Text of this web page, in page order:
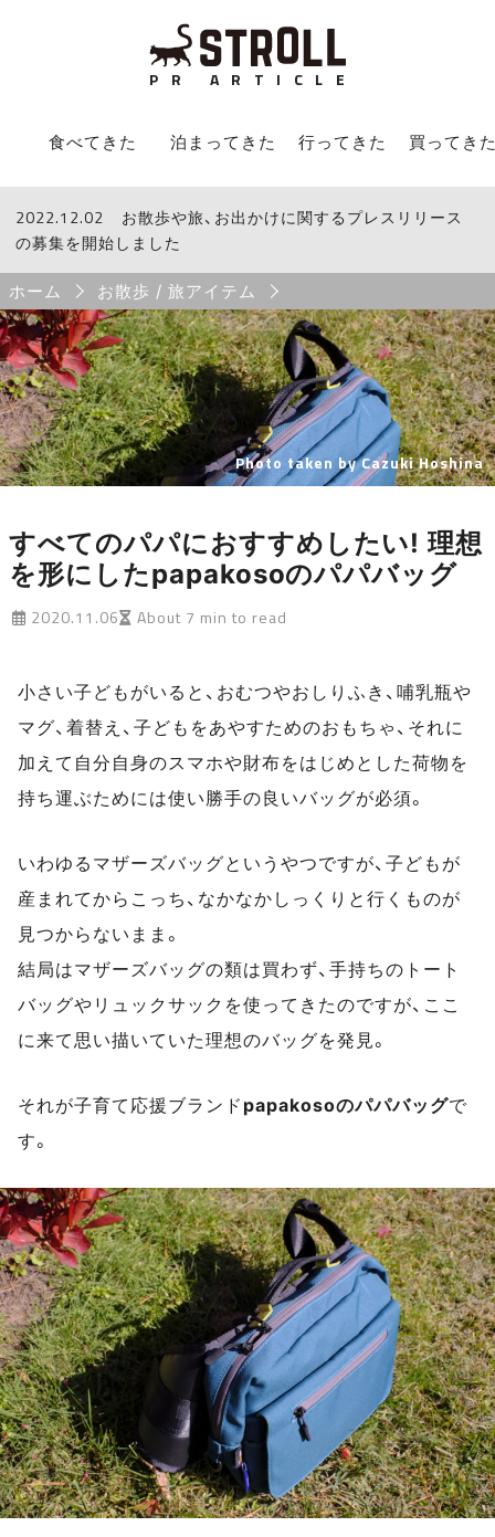
P R A R T I C L E
STROLL Menu
食べてきた 泊まってきた 行ってきた 買ってき
STROLLからのお知らせ
2022.12.02
お散歩や旅、お出かけに関するプレスリリース
の募集を開始しました
Breadcrumb
ホーム お散歩 / 旅アイテム
Photo taken by Cazuki Hoshina
すべてのパパにおすすめしたい! 理想
を形にしたpapakosoのパパバッグ
2020.11.06 About 7 min to read
小さい子どもがいると、おむつやおしりふき、哺乳瓶や
マグ、着替え、子どもをあやすためのおもちゃ、それに
加えて自分自身のスマホや財布をはじめとした荷物を
持ち運ぶためには使い勝手の良いバッグが必須。
いわゆるマザーズバッグというやつですが、子どもが
産まれてからこっち、なかなかしっくりと行くものが
見つからないまま。
結局はマザーズバッグの類は買わず、手持ちのトート
バッグやリュックサックを使ってきたのですが、ここ
に来て思い描いていた理想のバッグを発見。
それが子育て応援ブランド papakosoのパパバッグで
す。